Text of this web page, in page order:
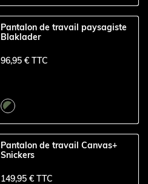
Pantalon de travail paysagiste
Blaklader
96,95 € TTC
Pantalon de travail Canvas+
Snickers
149,95 € TTC